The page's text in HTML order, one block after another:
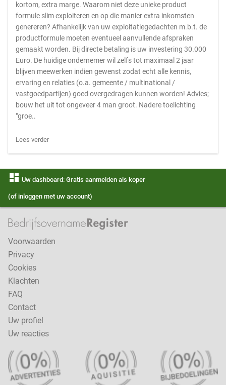
kortom, extra marge. Waarom niet deze unieke product
formule slim exploiteren en op die manier extra inkomsten
genereren? Afhankelijk van uw exploitatiegedachten m.b.t. de
productformule moeten eventueel aanvullende afspraken
gemaakt worden. Bij directe betaling is uw investering 30.000
Euro. De huidige ondernemer wil zelfs tot maximaal 2 jaar
blijven meewerken indien gewenst zodat echt alle kennis,
ervaring en relaties (o.a. gemeente / multinational /
vastgoedpartijen) goed overgedragen kunnen worden! Advies;
bouw het uit tot ongeveer 4 man groot. Nadere toelichting
"groe..
Lees verder
dashboard Uw dashboard: Gratis aanmelden als koper
(of inloggen met uw account)
Voorwaarden
Privacy
Cookies
Klachten
FAQ
Contact
Uw profiel
Uw reacties